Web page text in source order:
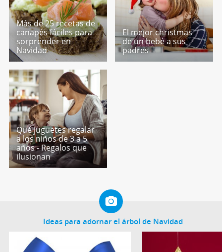
Más de 25 recetas de
canapés fáciles para
sorprender en
Navidad
El mejor christmas
de un bebé a sus
padres
Qué juguetes regalar
a los niños de 3 a 5
años - Regalos que
ilusionan
Ideas para adornar el árbol de Navidad